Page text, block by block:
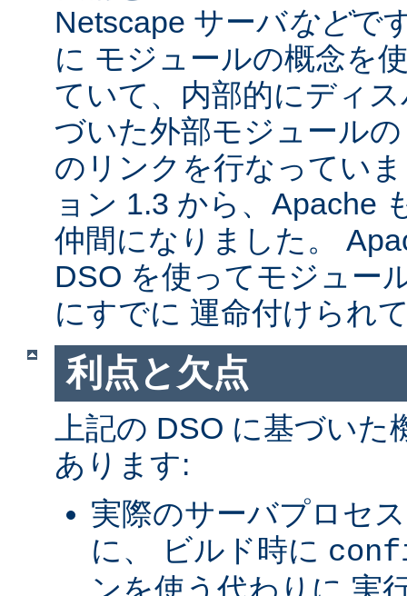
Netscape サーバなどで
に モジュールの概念を
ていて、内部的にディ
づいた外部モジュール
のリンクを行なってい
ョン 1.3 から、Apache
仲間になりました。
DSO を使ってモジュー
にすでに 運命付けられ
利点と欠点
上記の DSO に基づい
あります:
実際のサーバプロセ
に、 ビルド時に
ンを使う代わりに 実